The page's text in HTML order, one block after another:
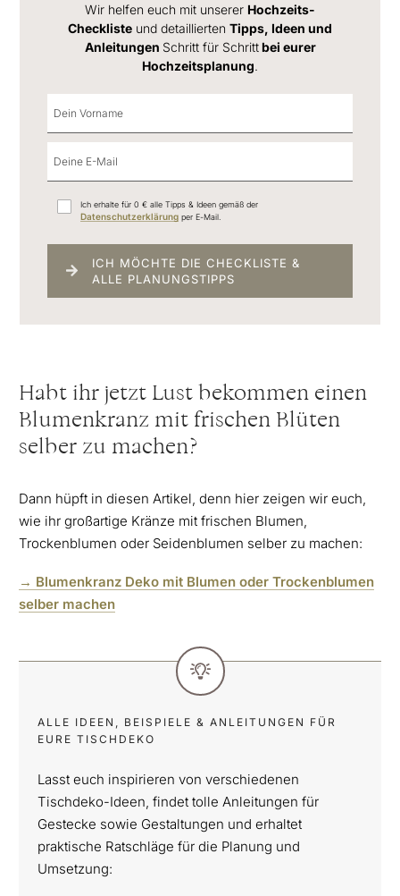
Wir helfen euch mit unserer Hochzeits-
Checkliste und detaillierten Tipps, Ideen und
Anleitungen Schritt für Schrittbei eurer
Hochzeitsplanung.
Ich erhalte für 0 € alle Tipps & Ideen gemäß der
Datenschutzerklärung per E-Mail.
ICH MÖCHTE DIE CHECKLISTE &
ALLE PLANUNGSTIPPS
Habt ihr jetzt Lust bekommen einen
Blumenkranz mit frischen Blüten
selber zu machen?
Dann hüpft in diesen Artikel, denn hier zeigen wir euch,
wie ihr großartige Kränze mit frischen Blumen,
Trockenblumen oder Seidenblumen selber zu machen:
→ Blumenkranz Deko mit Blumen oder Trockenblumen
selber machen
ALLE IDEEN, BEISPIELE & ANLEITUNGEN FÜR
EURE TISCHDEKO
Lasst euch inspirieren von verschiedenen
Tischdeko-Ideen, findet tolle Anleitungen für
Gestecke sowie Gestaltungen und erhaltet
praktische Ratschläge für die Planung und
Umsetzung: